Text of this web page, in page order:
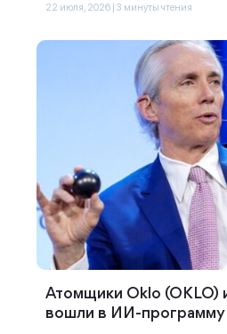
22 июля, 2026 | 3 минуты чтения
Атомщики Oklo (OKLO)
вошли в ИИ-программу